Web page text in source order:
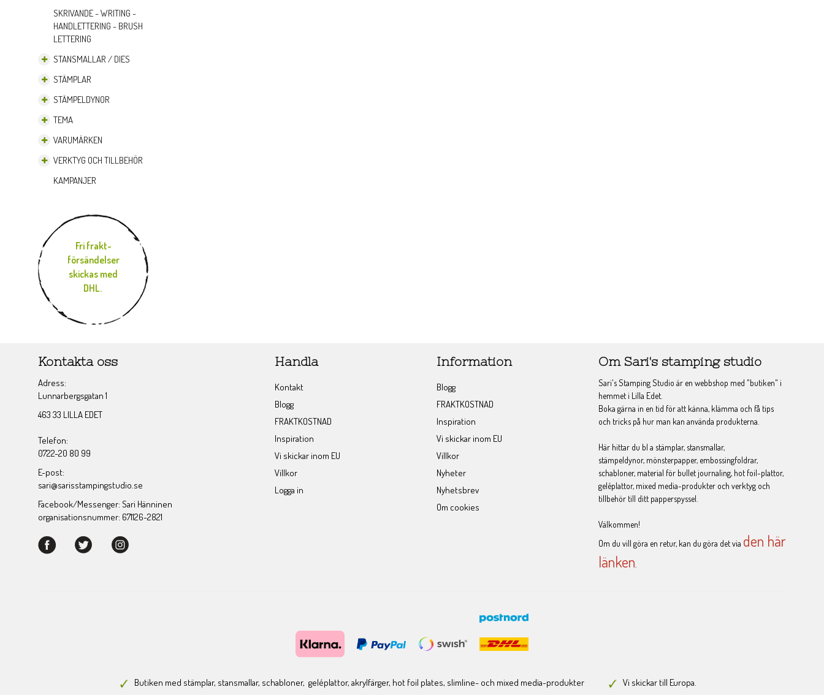
SKRIVANDE - WRITING -
HANDLETTERING - BRUSH
LETTERING
STANSMALLAR / DIES
STÄMPLAR
STÄMPELDYNOR
TEMA
VARUMÄRKEN
VERKTYG OCH TILLBEHÖR
KAMPANJER
Fri frakt-
försändelser
skickas med
DHL.
Kontakta oss
Adress:
Lunnarbergsgatan 1
463 33 LILLA EDET
Telefon:
0722-20 80 99
E-post:
sari@sarisstampingstudio.se
Facebook/Messenger: Sari Hänninen
organisationsnummer: 671126-2821
Handla
Kontakt
Blogg
FRAKTKOSTNAD
Inspiration
Vi skickar inom EU
Villkor
Logga in
Information
Blogg
FRAKTKOSTNAD
Inspiration
Vi skickar inom EU
Villkor
Nyheter
Nyhetsbrev
Om cookies
Om Sari's stamping studio
Sari's Stamping Studio är en webbshop med "butiken" i
hemmet i Lilla Edet.
Boka gärna in en tid för att känna, klämma och få tips
och tricks på hur man kan använda produkterna.
Här hittar du bl a stämplar, stansmallar,
stämpeldynor, mönsterpapper, embossingfoldrar,
schabloner, material för bullet journaling, hot foil-plattor,
geléplattor, mixed media-produkter och verktyg och
tillbehör till ditt papperspyssel.
Välkommen!
Om du vill göra en retur, kan du göra det via den här
länken
Butiken med stämplar, stansmallar, schabloner, geléplattor, akrylfärger, hot foil plates, slimline- och mixed media-produkter Vi skickar till Europa.